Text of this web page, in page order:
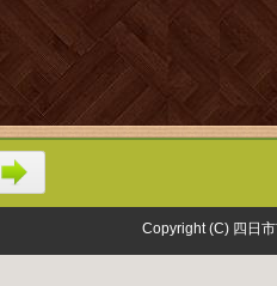
Copyright (C) 四日